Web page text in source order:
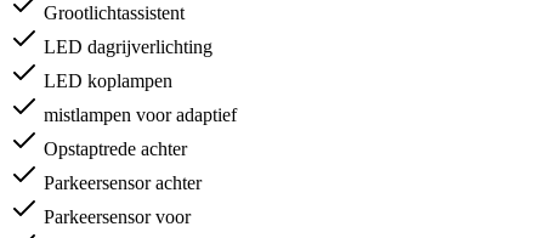
Grootlichtassistent
LED dagrijverlichting
LED koplampen
mistlampen voor adaptief
Opstaptrede achter
Parkeersensor achter
Parkeersensor voor